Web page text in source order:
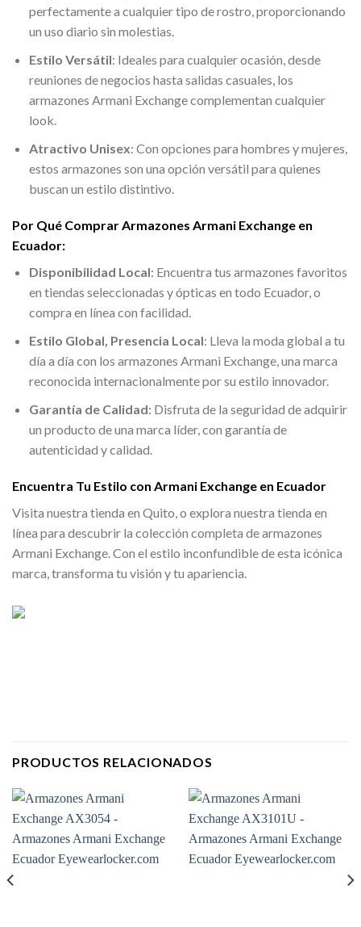
perfectamente a cualquier tipo de rostro, proporcionando
un uso diario sin molestias.
Estilo Versátil: Ideales para cualquier ocasión, desde
reuniones de negocios hasta salidas casuales, los
armazones Armani Exchange complementan cualquier
look.
Atractivo Unisex: Con opciones para hombres y mujeres,
estos armazones son una opción versátil para quienes
buscan un estilo distintivo.
Por Qué Comprar Armazones Armani Exchange en
Ecuador:
Disponibilidad Local: Encuentra tus armazones favoritos
en tiendas seleccionadas y ópticas en todo Ecuador, o
compra en línea con facilidad.
Estilo Global, Presencia Local: Lleva la moda global a tu
día a día con los armazones Armani Exchange, una marca
reconocida internacionalmente por su estilo innovador.
Garantía de Calidad: Disfruta de la seguridad de adquirir
un producto de una marca líder, con garantía de
autenticidad y calidad.
Encuentra Tu Estilo con Armani Exchange en Ecuador
Visita nuestra tienda en Quito, o explora nuestra tienda en
línea para descubrir la colección completa de armazones
Armani Exchange. Con el estilo inconfundible de esta icónica
marca, transforma tu visión y tu apariencia.
PRODUCTOS RELACIONADOS